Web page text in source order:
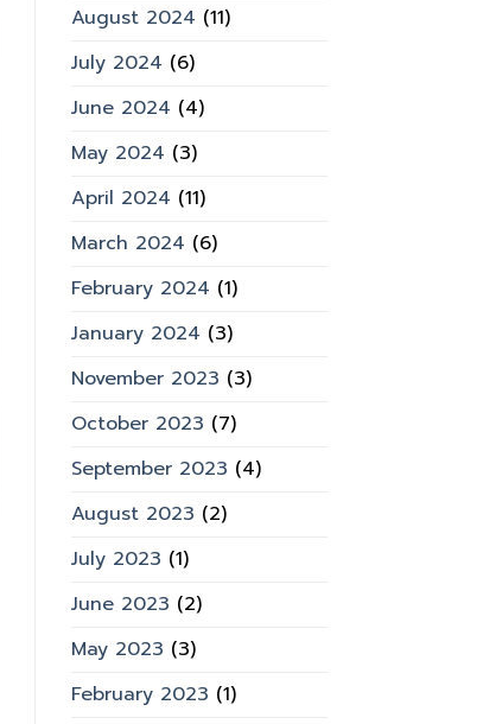
August 2024 (11)
July 2024 (6)
June 2024 (4)
May 2024 (3)
April 2024 (11)
March 2024 (6)
February 2024 (1)
January 2024 (3)
November 2023 (3)
October 2023 (7)
September 2023 (4)
August 2023 (2)
July 2023 (1)
June 2023 (2)
May 2023 (3)
February 2023 (1)